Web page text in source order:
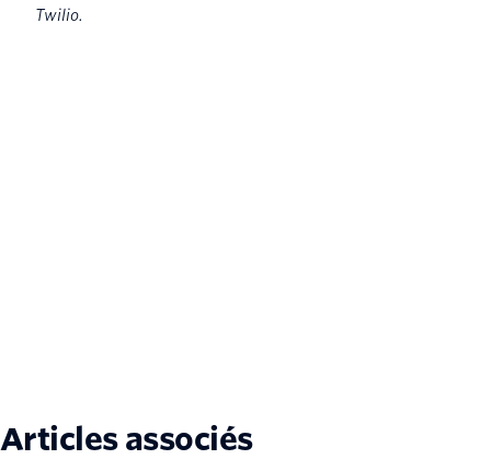
Twilio.
Articles associés